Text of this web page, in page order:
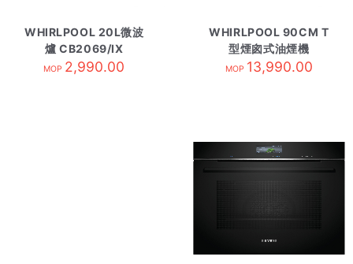
WHIRLPOOL 20L微波
爐 CB2069/IX
MOP 2,990.00
WHIRLPOOL 90CM T
型煙囪式油煙機
WHSS90FLTCK
MOP 13,990.00